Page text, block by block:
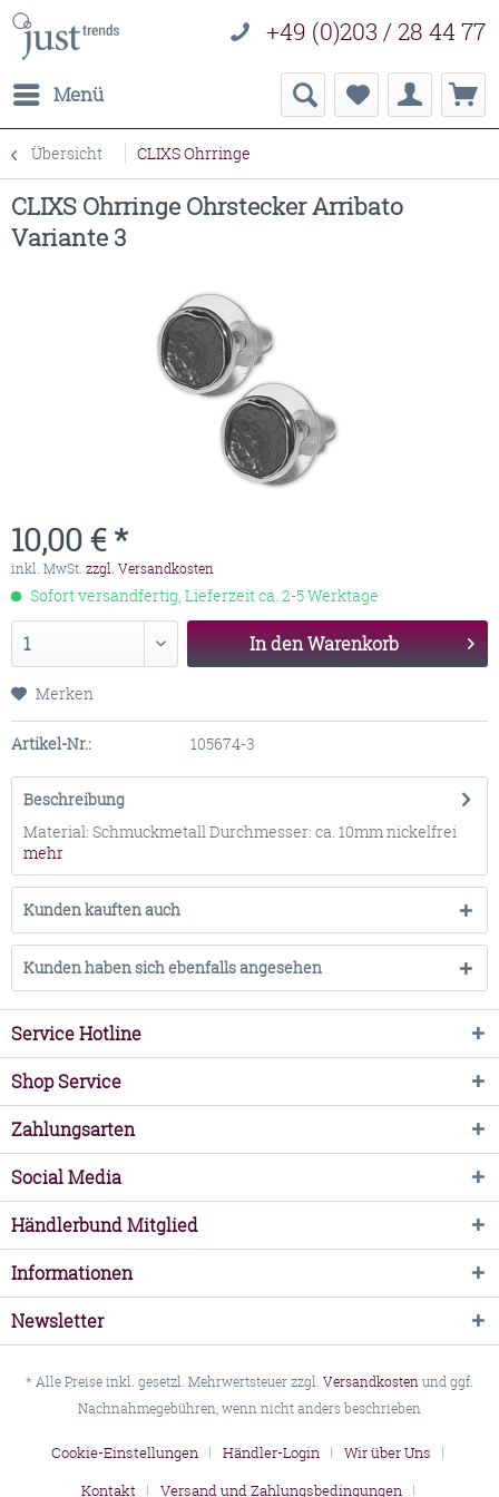
+49 (0)203 / 28 44 77
Menü
Übersicht CLIXS Ohrringe
CLIXS Ohrringe Ohrstecker Arribato
Variante 3
10,00 € *
inkl. MwSt. zzgl. Versandkosten
Sofort versandfertig, Lieferzeit ca. 2-5 Werktage
In denWarenkorb
Merken
Artikel-Nr.: 105674-3
Beschreibung
Material: Schmuckmetall Durchmesser: ca. 10mm nickelfrei
mehr
Kunden kauften auch
Kunden haben sich ebenfalls angesehen
Service Hotline
Shop Service
Zahlungsarten
Social Media
Händlerbund Mitglied
Informationen
Newsletter
* Alle Preise inkl. gesetzl. Mehrwertsteuer zzgl. Versandkostenund ggf.
Nachnahmegebühren, wenn nicht anders beschrieben
Cookie-Einstellungen Händler-Login
Wir über Uns
Kontakt
Versand und Zahlungsbedingungen